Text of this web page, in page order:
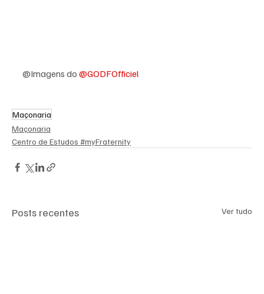
@Imagens do @GODFOfficiel
Maçonaria
Maçonaria
Centro de Estudos #myFraternity
Posts recentes Ver tudo